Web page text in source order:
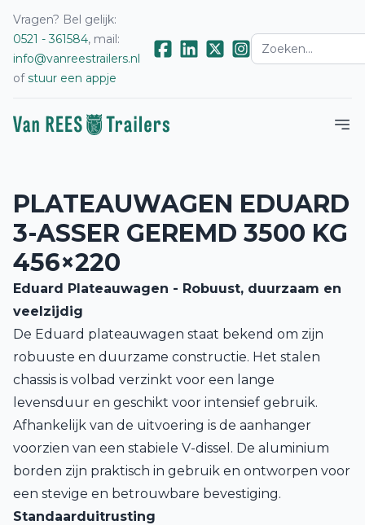
Vragen? Bel gelijk:
0521 - 361584, mail:
info@vanreestrailers.nl
ofstuur een appje
PLATEAUWAGEN EDUARD
3-ASSER GEREMD 3500 KG
456×220
Eduard Plateauwagen - Robuust, duurzaam en
veelzijdig
De Eduard plateauwagen staat bekend om zijn
robuuste en duurzame constructie. Het stalen
chassis is volbad verzinkt voor een lange
levensduur en geschikt voor intensief gebruik.
Afhankelijk van de uitvoering is de aanhanger
voorzien van een stabiele V-dissel. De aluminium
borden zijn praktisch in gebruik en ontworpen voor
een stevige en betrouwbare bevestiging.
Standaarduitrusting